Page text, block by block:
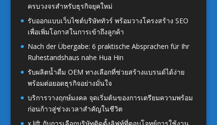
ครบวงจรสำหรับธุรกิจยุคใหม่
รับออกแบบเว็บไซต์บริษัททัวร์ พร้อมวางโครงสร้าง SEO
เพื่อเพิ่มโอกาสในการเข้าถึงลูกค้า
Nach der Übergabe: 6 praktische Absprachen für Ihr
Ruhestandshaus nahe Hua Hin
รับผลิตน้ำดื่ม OEM ทางเลือกที่ช่วยสร้างแบรนด์ได้ง่าย
พร้อมต่อยอดธุรกิจอย่างมั่นใจ
บริการวางฤกษ์มงคล จุดเริ่มต้นของการเตรียมความพร้อม
ก่อนก้าวสู่ช่วงเวลาสำคัญในชีวิต